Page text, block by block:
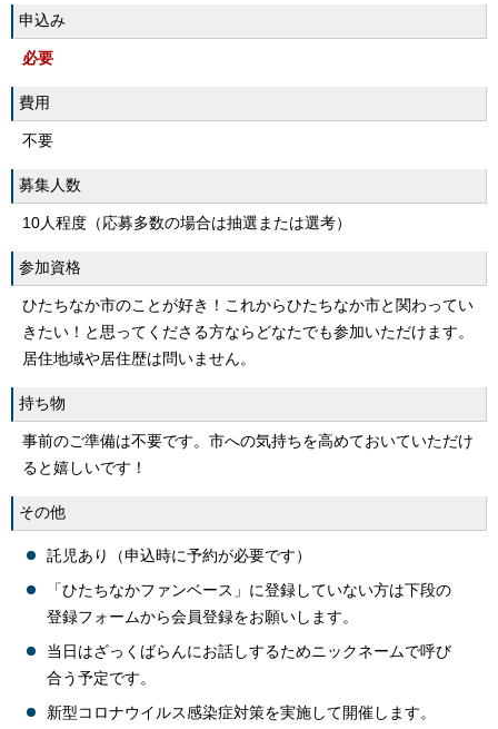
申込み
必要
費用
不要
募集人数
10人程度（応募多数の場合は抽選または選考）
参加資格
ひたちなか市のことが好き！これからひたちなか市と関わってい
きたい！と思ってくださる方ならどなたでも参加いただけます。
居住地域や居住歴は問いません。
持ち物
事前のご準備は不要です。市への気持ちを高めておいていただけ
ると嬉しいです！
その他
託児あり（申込時に予約が必要です）
「ひたちなかファンベース」に登録していない方は下段の
登録フォームから会員登録をお願いします。
当日はざっくばらんにお話しするためニックネームで呼び
合う予定です。
新型コロナウイルス感染症対策を実施して開催します。